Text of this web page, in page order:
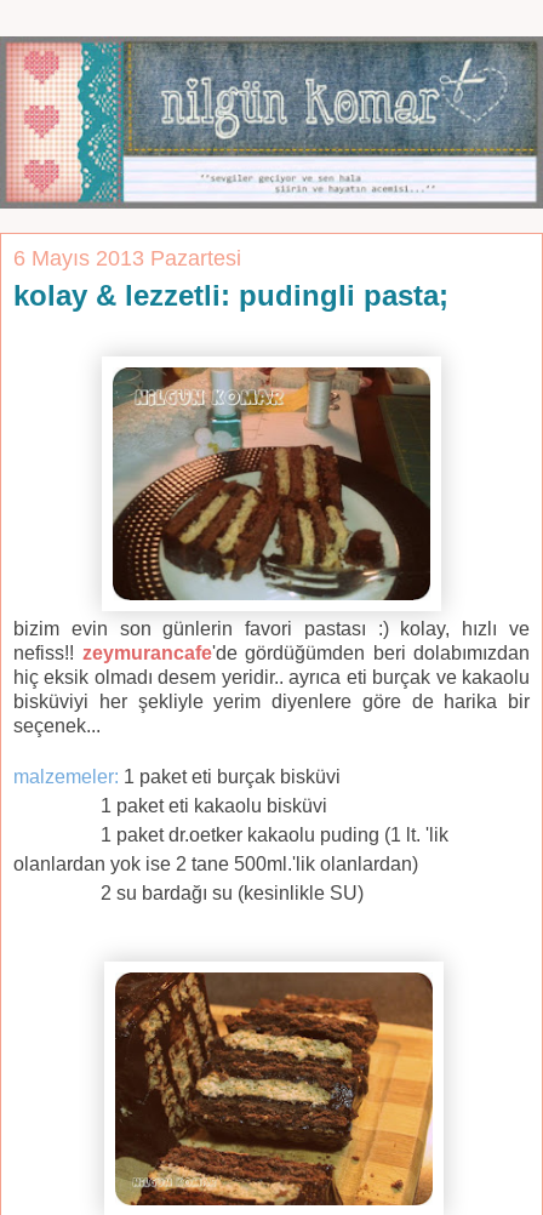
6 Mayıs 2013 Pazartesi
kolay & lezzetli: pudingli pasta;
bizim evin son günlerin favori pastası :) kolay, hızlı ve
nefiss!! zeymurancafe'de gördüğümden beri dolabımızdan
hiç eksik olmadı desem yeridir.. ayrıca eti burçak ve kakaolu
bisküviyi her şekliyle yerim diyenlere göre de harika bir
seçenek...
malzemeler: 1 paket eti burçak bisküvi
1 paket eti kakaolu bisküvi
1 paket dr.oetker kakaolu puding (1 lt. 'lik
olanlardan yok ise 2 tane 500ml.'lik olanlardan)
2 su bardağı su (kesinlikle SU)